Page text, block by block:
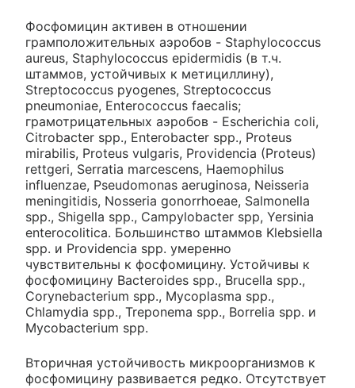
Фосфомицин активен в отношении
грамположительных аэробов - Staphylococcus
aureus, Staphylococcus epidermidis (в т.ч.
штаммов, устойчивых к метициллину),
Streptococcus pyogenes, Streptococcus
pneumoniae, Enterococcus faecalis;
грамотрицательных аэробов - Escherichia coli,
Citrobacter spp., Enterobacter spp., Proteus
mirabiIis, Proteus vulgaris, Providencia (Proteus)
rettgeri, Serratia marcescens, Haemophilus
influenzae, Pseudomonas aeruginosa, Neisseria
meningitidis, Nosseria gonorrhoeae, Salmonella
spp., Shigella spp., Campylobacter spp, Yersinia
enterocolitica. Большинство штаммов Klebsiella
spp. и Providencia spp. умеренно
чувствительны к фосфомицину. Устойчивы к
фосфомицину Bacteroides spp., Brucella spp.,
Corynebacterium spp., Mycoplasma spp.,
Chlamydia spp., Treponema spp., Borrelia spp. и
Mycobacterium spp.
Вторичная устойчивость микроорганизмов к
фосфомицину развивается редко. Отсутствует